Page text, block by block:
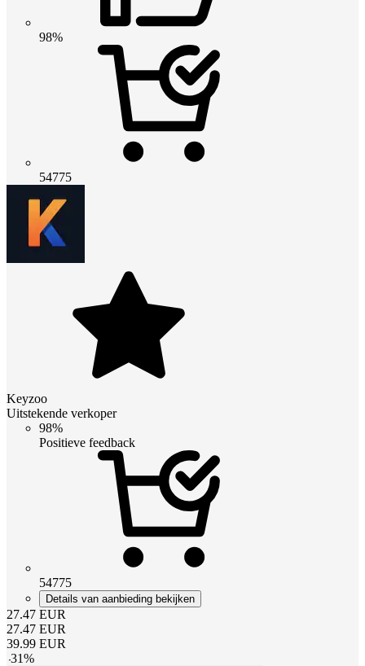
98%
54775
Keyzoo
Uitstekende verkoper
98%
Positieve feedback
54775
Details van aanbieding bekijken
27.47 EUR
27.47 EUR
39.99 EUR
-31%